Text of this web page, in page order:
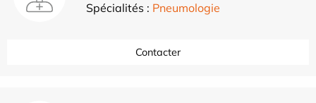
Spécialités : Pneumologie
Contacter